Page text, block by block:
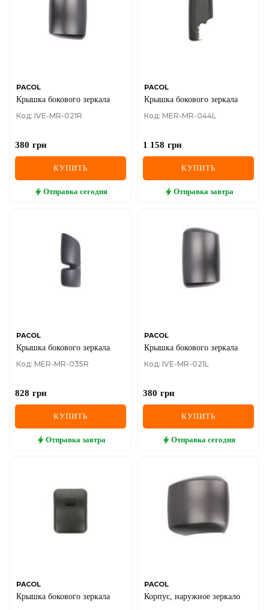
PACOL
Крышка бокового зеркала
Код: IVE-MR-021R
380 грн
КУПИТЬ
Отправка сегодня
PACOL
Крышка бокового зеркала
Код: MER-MR-044L
1 158 грн
КУПИТЬ
Отправка завтра
PACOL
Крышка бокового зеркала
Код: MER-MR-035R
828 грн
КУПИТЬ
Отправка завтра
PACOL
Крышка бокового зеркала
Код: IVE-MR-021L
380 грн
КУПИТЬ
Отправка сегодня
PACOL
Крышка бокового зеркала
PACOL
Корпус, наружное зеркало